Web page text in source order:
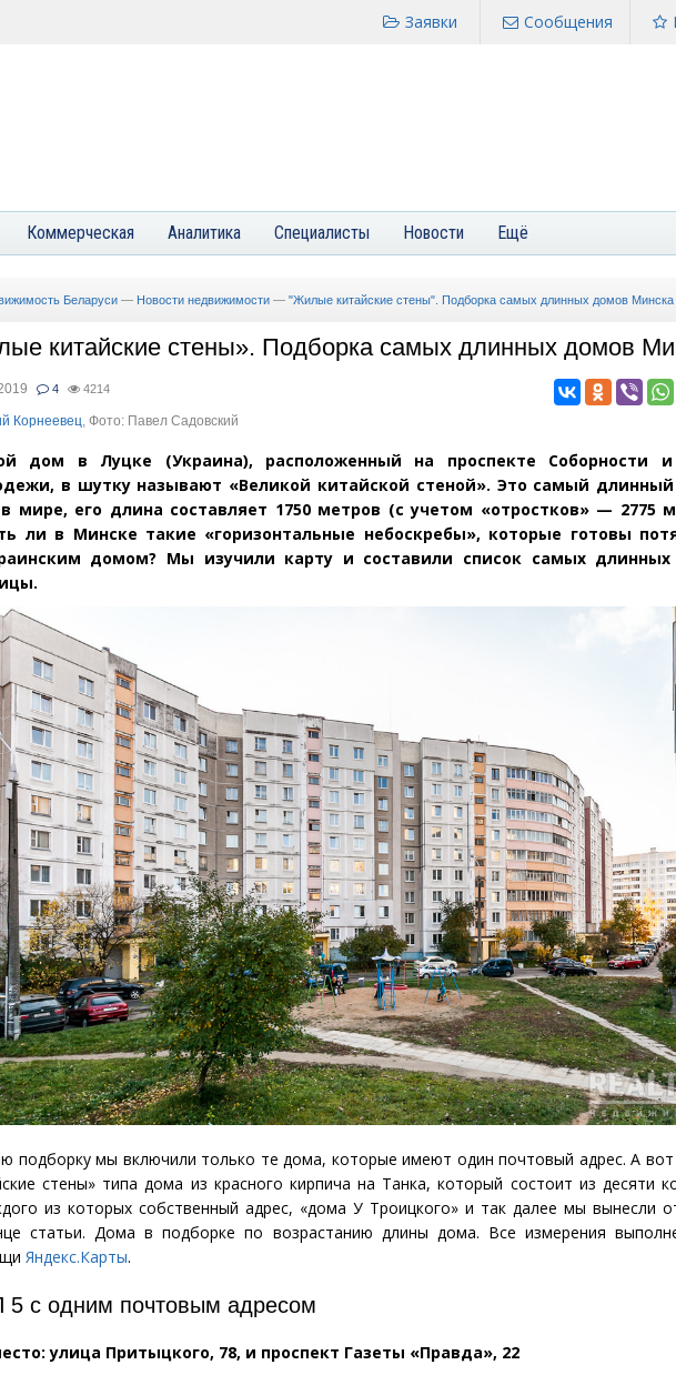
Сообщения
Заявки
Коммерческая Аналитика Специалисты Новости Ещё
Беларуси — Новости недвижимости — "Жилые китайские стены". Подборка самых длинных домов Минска
китайские стены». Подборка самых длинных домов
4 4214
Корнеевец, Фото: Павел Садовский
дом в Луцке (Украина), расположенный на проспекте Соборности
в шутку называют «Великой китайской стеной». Это самый
мире, его длина составляет 1750 метров (с учетом «отростков» — 2775
ли в Минске такие «горизонтальные небоскребы», которые готовы
домом? Мы изучили карту и составили список самых
подборку мы включили только те дома, которые имеют один почтовый адрес. А вот
стены» типа дома из красного кирпича на Танка, который состоит из десяти
из которых собственный адрес, «дома У Троицкого» и так далее мы вынесли
статьи. Дома в подборке по возрастанию длины дома. Все измерения
Яндекс.Карты.
с одним почтовым адресом
улица Притыцкого, 78, и проспект Газеты «Правда», 22